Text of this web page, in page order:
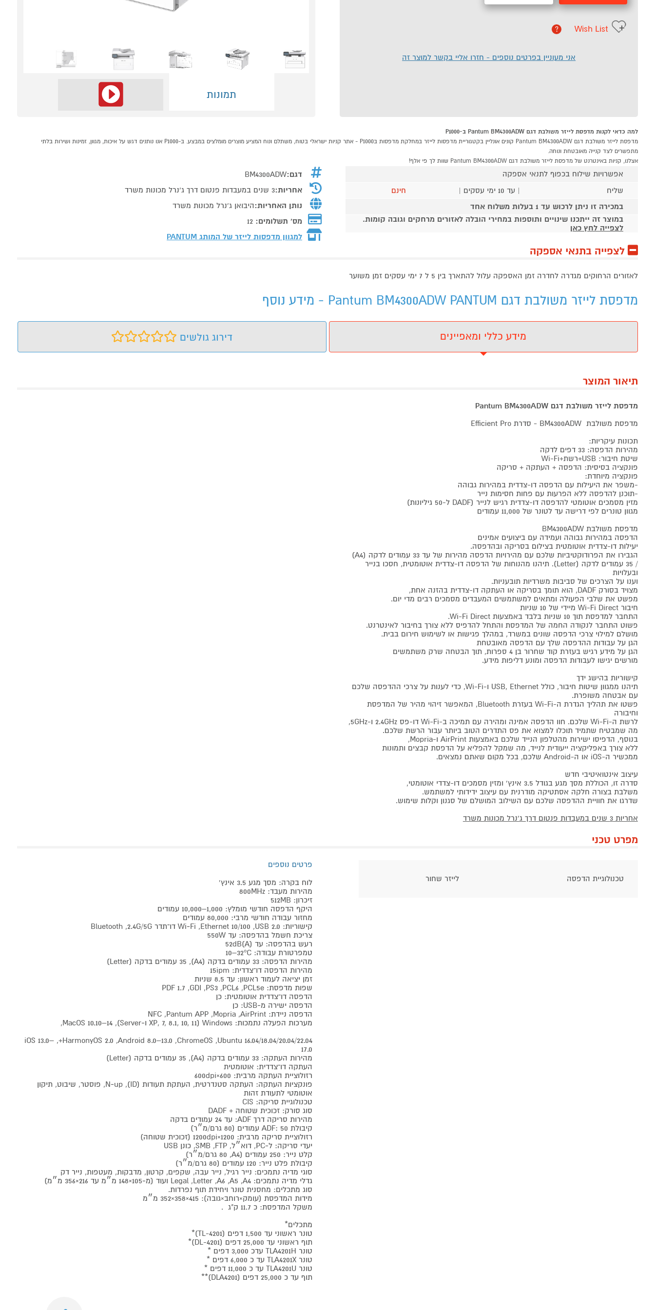
תמונות
Wish List
?
אני מעוניין בפרטים נוספים - חזרו אליי בקשר למוצר זה
למה כדאי לקנות מדפסת לייזר משולבת דגם Pantum BM4300ADW ב-P1000
מדפסת לייזר משולבת דגם Pantum BM4300ADW קונים אונליין בקטגוריית מדפסות לייזר במחלקת מדפסות בP1000 - אתר קניות ישראלי בטוח, משתלם ונוח המציע מוצרים מומלצים במבצע. ב-P1000 אנו נותנים דגש על איכות, מגוון, זמינות ושירות בלתי
מתפשרים לצד קנייה מאובטחת ונוחה.
אצלנו, קניות באינטרנט של מדפסת לייזר משולבת דגם Pantum BM4300ADW שוות לך פי אלף!
אפשרויות שילוח בכפוף לתנאי אספקה
שליח
| עד 10 ימי עסקים |
חינם
במכירה זו ניתן לרכוש עד 1 בעלות משלוח אחד
במוצר זה ייתכנו שינויים ותוספות במחירי הובלה לאזורים מרחקים וגובה קומות.
לצפייה לחץ כאן
דגם:BM4300ADW
אחריות:3 שנים במעבדות פנטום דרך ג'נרל מכונות משרד
נותן האחריות:היבואן ג'נרל מכונות משרד
מס' תשלומים: 12
למגוון מדפסות לייזר של המותג PANTUM
לצפייה בתנאי אספקה
לאזורים הרחוקים מגדרה לחדרה זמן האספקה עלול להתארך בין 5 ל 7 ימי עסקים זמן משוער
מדפסת לייזר משולבת דגם Pantum BM4300ADW PANTUM - מידע נוסף
מידע כללי ומאפיינים דירוג גולשים
תיאור המוצר
מדפסת לייזר משולבת דגם Pantum BM4300ADW
מדפסת משולבת BM4300ADW - סדרת Efficient Pro
תכונות עיקריות:
מהירות הדפסה: 33 דפים לדקה
שיטת חיבור: USB+רשת+Wi-Fi
פונקציה בסיסית: הדפסה + העתקה + סריקה
פונקציה מיוחדת:
-משפר את היעילות עם הדפסה דו-צדדית במהירות גבוהה
-תוכנן להדפסה ללא הפרעות עם פחות חסימות נייר
מזין מסמכים אוטומטי להדפסה דו-צדדית רגיש לנייר (DADF ל-50 גיליונות)
מגוון טונרים לפי דרישה עד לטונר של 11,000 עמודים
מדפסת משולבת BM4300ADW
הדפסה במהירות גבוהה ועמידה עם ביצועים אמינים
יעילות דו-צדדית אוטומטית בצילום בסריקה ובהדפסה.
הגבירו את הפרודוקטיביות שלכם עם מהירויות הדפסה מהירות של עד 33 עמודים לדקה (A4)
/ 35 עמודים לדקה (Letter). תיהנו מהנוחות של הדפסה דו-צדדית אוטומטית, חסכו בנייר
ובעלויות
וענו על הצרכים של סביבות משרדיות תובעניות.
מצויד בסורק DADF, הוא תומך בסריקה או העתקה דו-צדדית בהזנה אחת,
מפשט את שלבי הפעולה ומתאים למשתמשים המעבדים מסמכים רבים מדי יום.
חיבור Wi-Fi Direct מיידי של 10 שניות
התחבר למדפסת תוך 10 שניות בלבד באמצעות Wi-Fi Direct.
פשוט התחבר לנקודה החמה של המדפסת והתחל להדפיס ללא צורך בחיבור לאינטרנט.
מושלם למילוי צרכי הדפסה שונים במשרד, במהלך פגישות או לשימוש חירום בבית.
הגן על עבודות ההדפסה שלך עם הדפסה מאובטחת
הגן על מידע רגיש בעזרת קוד שחרור בן 4 ספרות, תוך הבטחה שרק משתמשים
מורשים יגישו לעבודות הדפסה ומונע דליפות מידע.
קישוריות בהישג ידך
תיהנו ממגוון שיטות חיבור, כולל USB, Ethernet ו-Wi-Fi, כדי לענות על צרכי ההדפסה שלכם
עם אבטחה משופרת.
פשטו את תהליך הגדרת ה-Wi-Fi בעזרת Bluetooth, המאפשר זיהוי מהיר של המדפסת
וחיבורה
לרשת ה-Wi-Fi שלכם. חוו הדפסה אמינה ומהירה עם תמיכה ב-Wi-Fi דו-פס 2.4GHz ו-5GHz,
מה שמבטיח שתמיד תוכלו למצוא את פס התדרים הטוב ביותר עבור הרשת שלכם.
בנוסף, הדפיסו ישירות מהטלפון הנייד שלכם באמצעות AirPrint ו-Mopria,
ללא צורך באפליקציה ייעודית לנייד, מה שמקל להפליא על הדפסת קבצים ותמונות
ממכשיר ה-iOS או ה-Android שלכם, בכל מקום שאתם נמצאים.
עיצוב אינטואיטיבי חדש
סדרה זו, הכוללת מסך מגע בגודל 3.5 אינץ' ומזין מסמכים דו-צדדי אוטומטי,
משלבת בצורה חלקה אסתטיקה מודרנית עם עיצוב ידידותי למשתמש.
שדרגו את חוויית ההדפסה שלכם עם השילוב המושלם של סגנון וקלות שימוש.
אחריות 3 שנים במעבדות פנטום דרך ג'נרל מכונות משרד
מפרט טכני
טכנולוגיית הדפסה לייזר שחור
פרטים נוספים
לוח בקרה: מסך מגע 3.5 אינץ'
מהירות מעבד: 800MHz
זיכרון: 512MB
היקף הדפסה חודשי מומלץ: 1,000–10,000 עמודים
מחזור עבודה חודשי מרבי: 80,000 עמודים
קישוריות: USB 2.0, ‏Ethernet 10/100, ‏Wi‑Fi דו־תדר 2.4G/5G, ‏Bluetooth
צריכת חשמל בהדפסה: עד 550W
רעש בהדפסה: עד 52dB(A)
טמפרטורת עבודה: ‎10–32°C
מהירות הדפסה: 33 עמודים בדקה (A4), ‏35 עמודים בדקה (Letter)
מהירות הדפסה דו־צדדית: 15ipm
זמן יציאה לעמוד ראשון: עד 8.5 שניות
שפות מדפסת: PCL5e, ‏PCL6, ‏PS3, ‏GDI, ‏PDF 1.7
הדפסה דו־צדדית אוטומטית: כן
הדפסה ישירה מ‑USB: כן
הדפסה ניידת: AirPrint, ‏Mopria, ‏Pantum APP, ‏NFC
מערכות הפעלה נתמכות: Windows (XP, 7, 8.1, 10, 11 ו‑Server), ‏MacOS 10.10–14,
‏Ubuntu 16.04/18.04/20.04/22.04, ‏ChromeOS, ‏Android 8.0–13.0, ‏HarmonyOS 2.0+, ‏iOS 13.0–
17.0
מהירות העתקה: 33 עמודים בדקה (A4), ‏35 עמודים בדקה (Letter)
העתקה דו־צדדית: אוטומטית
רזולוציית העתקה מרבית: 600×600dpi
פונקציות העתקה: העתקה סטנדרטית, העתקת תעודות (ID), N‑up, פוסטר, שיבוט, תיקון
אוטומטי לתעודת זהות
טכנולוגיית סריקה: CIS
סוג סורק: זכוכית שטוחה + DADF
מהירות סריקה דרך ADF: עד 24 עמודים בדקה
קיבולת ADF: 50 עמודים (80 גרם/מ״ר)
רזולוציית סריקה מרבית: 1200×1200dpi (זכוכית שטוחה)
יעדי סריקה: ל‑PC, דוא״ל, FTP, ‏SMB, כונן USB
קלט נייר: 250 עמודים (A4, ‏80 גרם/מ״ר)
קיבולת פלט נייר: 120 עמודים (80 גרם/מ״ר)
סוגי מדיה נתמכים: נייר רגיל, נייר עבה, שקפים, קרטון, מדבקות, מעטפות, נייר דק
גדלי מדיה נתמכים: A4, ‏A5, ‏A6, ‏Letter, ‏Legal ועוד (מ‑105×148 מ״מ עד 216×356 מ״מ)
סוג מתכלים: מחסנית טונר ויחידת תוף נפרדות.
מידות המדפסת (עומק×רוחב×גובה): 415×358×352 מ״מ
משקל המדפסת: כ 11.7 ק"ג .
מתכלים*
טונר ראשוני עד 1,500 דפים (TL-4201)*
תוף ראשוני עד 25,000 דפים (DL-4201)*
טונר TLA4201H עדכ 3,000 דפים *
טונר TLA4201X עד כ 6,000 דפים *
טונר TLA4201U עד כ 11,000 דפים *
תוף עד כ 25,000 דפים (DLA4201)**